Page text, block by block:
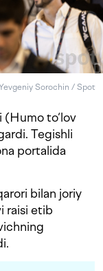
Sorochin / Spot
(Humo to‘lov
Tegishli
portalida
bilan joriy
raisi etib